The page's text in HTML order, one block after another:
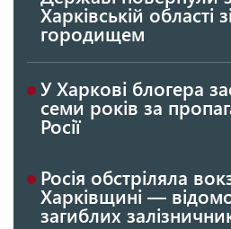
Харківській області
городищем
У Харкові блогера
семи років за
Росії
Росія обстріляла
Харківщині —
загиблих